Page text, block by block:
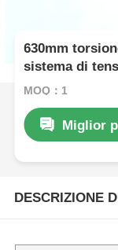
630mm
sistema di
screen
MOQ：1
Miglior
DESCRIZIONE